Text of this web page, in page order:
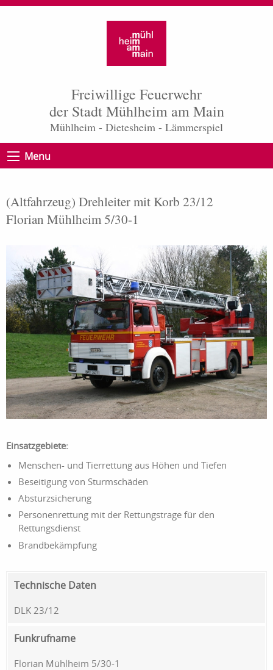
Freiwillige Feuerwehr
der Stadt Mühlheim am Main
Mühlheim - Dietesheim - Lämmerspiel
Menu
(Altfahrzeug) Drehleiter mit Korb 23/12
Florian Mühlheim 5/30-1
Einsatzgebiete:
Menschen- und Tierrettung aus Höhen und Tiefen
Beseitigung von Sturmschäden
Absturzsicherung
Personenrettung mit der Rettungstrage für den
Rettungsdienst
Brandbekämpfung
Technische Daten
DLK 23/12
Funkrufname
Florian Mühlheim 5/30-1